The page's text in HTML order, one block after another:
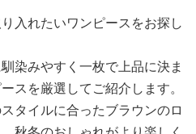
入れたいワンピースをお探し
染みやすく一枚で上品に決ま
スを厳選してご紹介します。
タイルに合ったブラウンのロ